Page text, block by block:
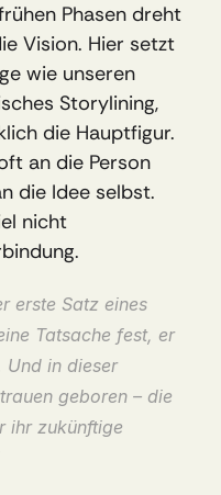
Phasen dreht
Vision. Hier setzt
wie unseren
Storylining,
die Hauptfigur.
an die Person
die Idee selbst.
nicht
erste Satz eines
Tatsache fest, er
Und in dieser
geboren – die
ihr zukünftige